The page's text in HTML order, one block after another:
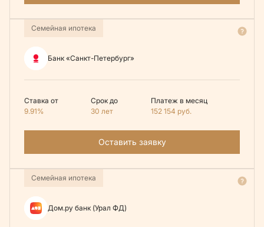
Семейная ипотека
Банк «Санкт-Петербург»
Ставка от
9.91%
Срок до
30 лет
Платеж в месяц
152 154 руб.
Оставить заявку
Семейная ипотека
Дом.ру банк (Урал ФД)